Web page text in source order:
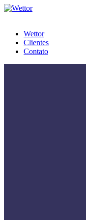
Wettor
Clientes
Contato